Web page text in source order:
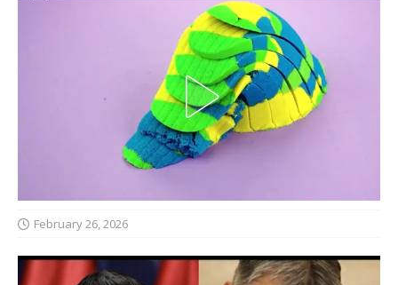
February 26, 2026